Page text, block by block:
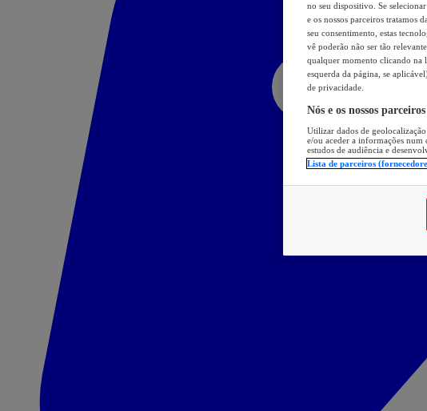
no seu dispositivo. Se
e os nossos parceiros tratamos
seu consentimento, estas
vê poderão não ser tão
qualquer momento clicando na
esquerda da página, se
de privacidade.
Nós e os nossos
Utilizar dados de
e/ou aceder a informações num
estudos de audiência e
Lista de parceiros